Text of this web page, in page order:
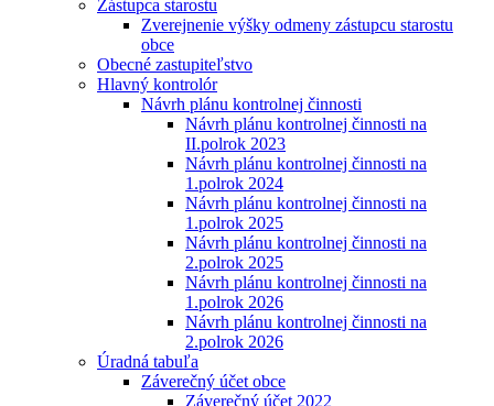
Zástupca starostu
Zverejnenie výšky odmeny zástupcu starostu
obce
Obecné zastupiteľstvo
Hlavný kontrolór
Návrh plánu kontrolnej činnosti
Návrh plánu kontrolnej činnosti na
II.polrok 2023
Návrh plánu kontrolnej činnosti na
1.polrok 2024
Návrh plánu kontrolnej činnosti na
1.polrok 2025
Návrh plánu kontrolnej činnosti na
2.polrok 2025
Návrh plánu kontrolnej činnosti na
1.polrok 2026
Návrh plánu kontrolnej činnosti na
2.polrok 2026
Úradná tabuľa
Záverečný účet obce
Záverečný účet 2022